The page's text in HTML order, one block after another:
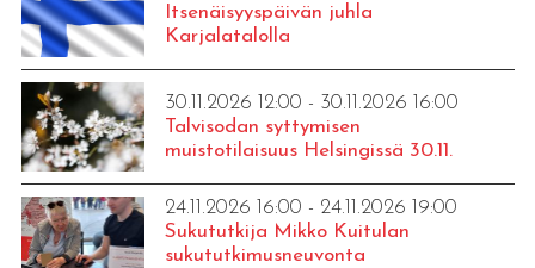
Itsenäisyyspäivän juhla
Karjalatalolla
30.11.2026 12:00 - 30.11.2026 16:00
Talvisodan syttymisen
muistotilaisuus Helsingissä 30.11.
24.11.2026 16:00 - 24.11.2026 19:00
Sukututkija Mikko Kuitulan
sukututkimusneuvonta